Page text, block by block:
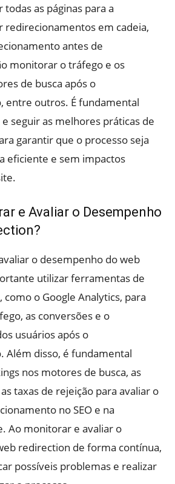
as páginas para a
redirecionamentos em cadeia,
antes de
monitorar o tráfego e os
de busca após o
entre outros. É fundamental
seguir as melhores práticas de
garantir que o processo seja
eficiente e sem impactos
e Avaliar o Desempenho
o desempenho do web
utilizar ferramentas de
o Google Analytics, para
as conversões e o
usuários após o
Além disso, é fundamental
nos motores de busca, as
taxas de rejeição para avaliar o
no SEO e na
Ao monitorar e avaliar o
redirection de forma contínua,
possíveis problemas e realizar